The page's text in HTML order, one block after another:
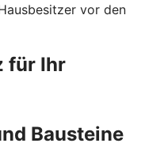
vor den
für Ihr
Bausteine